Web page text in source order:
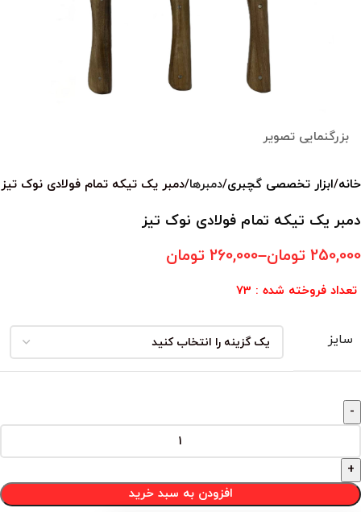
بزرگنمایی تصویر
خانه ابزار تخصصی گچبری دمبرها دمبر یک تیکه تمام فولادی نوک تیز
دمبر یک تیکه تمام فولادی نوک تیز
250,000 تومان–
260,000 تومان
تعداد فروخته شده : 73
سایز
افزودن به سبد خرید